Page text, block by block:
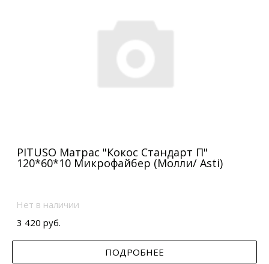
PITUSO Матрас "Кокос Стандарт П"
120*60*10 Микрофайбер (Молли/ Asti)
Нет в наличии
3 420 руб.
ПОДРОБНЕЕ